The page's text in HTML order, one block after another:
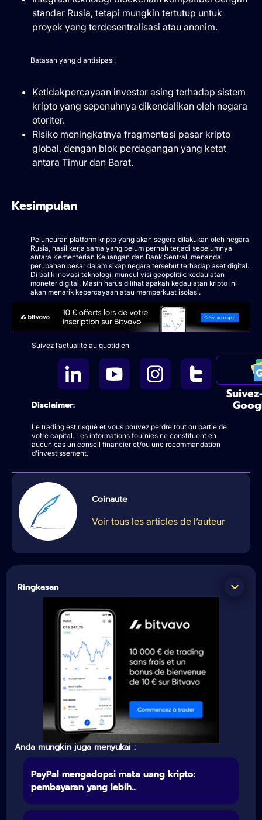
standar Rusia, tetapi mungkin tertutup untuk
proyek yang terdesentralisasi atau anonim.
Batasan yang diantisipasi:
Ketidakpercayaan investor asing terhadap sistem
kripto yang sepenuhnya dikendalikan oleh negara
otoriter.
Risiko meningkatnya fragmentasi pasar kripto
global, dengan blok perdagangan yang ketat
antara Timur dan Barat.
Kesimpulan
Peluncuran platform kripto yang akan segera dilakukan oleh negara
Rusia, hasil kerja sama yang belum pernah terjadi sebelumnya
antara Kementerian Keuangan dan Bank Sentral, menandai
perubahan besar dalam sikap negara tersebut terhadap aset digital.
Di balik inovasi teknologi, muncul visi geopolitik: kedaulatan
moneter digital. Masih harus dilihat apakah kedaulatan kripto ini
akan menarik kepercayaan atau memperkuat isolasi.
Suivez l’actualité au quotidien
Disclaimer:
Le trading est risqué et vous pouvez perdre tout ou partie de
votre capital. Les informations fournies ne constituent en
aucun cas un conseil financier et/ou une recommandation
d’investissement.
Coinaute
Voir tous les articles de l’auteur
Ringkasan
Anda mungkin juga menyukai :
PayPal mengadopsi mata uang kripto:
pembayaran yang lebih...